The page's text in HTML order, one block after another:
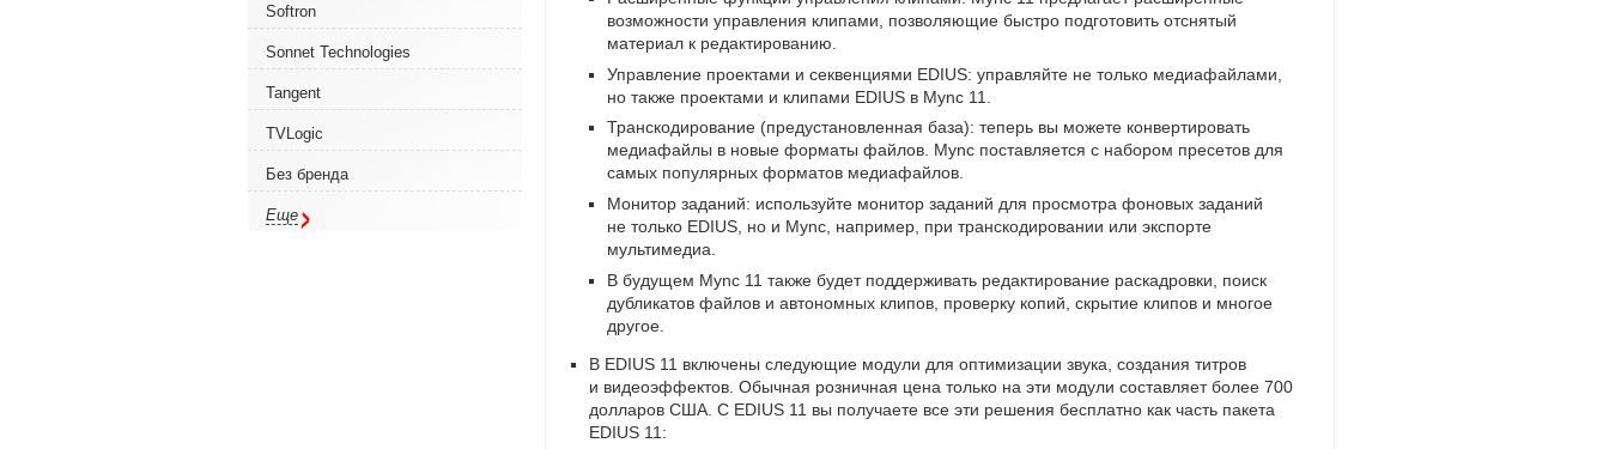
Softron
Sonnet Technologies
Tangent
TVLogic
Без бренда
Еще
возможности управления клипами, позволяющие быстро подготовить отснятый
материал к редактированию.
Управление проектами и секвенциями EDIUS: управляйте не только медиафайлами
но также проектами и клипами EDIUS в Mync 11.
Транскодирование (предустановленная база): теперь вы можете конвертировать
медиафайлы в новые форматы файлов. Mync поставляется с набором пресетов для
самых популярных форматов медиафайлов.
Монитор заданий: используйте монитор заданий для просмотра фоновых заданий
не только EDIUS но и Mync например при транскодировании или экспорте
мультимедиа.
В будущем Mync 11 также будет поддерживать редактирование раскадровки
поиск
дубликатов файлов и автономных клипов проверку копий скрытие клипов и многое
другое.
В EDIUS 11 включены следующие модули для оптимизации звука создания титров
и видеоэффектов. Обычная розничная цена только на эти модули составляет более 700
долларов США. С EDIUS 11 вы получаете все эти решения бесплатно как часть пакета
EDIUS 11: